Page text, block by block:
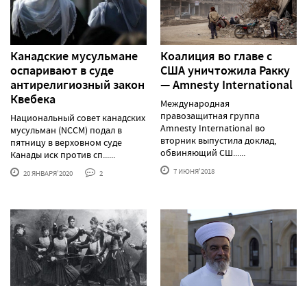
Канадские мусульмане
оспаривают в суде
антирелигиозный закон
Квебека
Национальный совет канадских
мусульман (NCCM) подал в
пятницу в верховном суде
Канады иск против сп......
20 ЯНВАРЯ'2020 2
Коалиция во главе с
США уничтожила Ракку
— Amnesty International
Международная
правозащитная группа
Amnesty International во
вторник выпустила доклад,
обвиняющий СШ......
7 ИЮНЯ'2018